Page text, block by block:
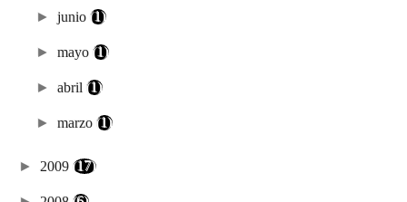
►junio(1)
►mayo(1)
►abril(1)
►marzo(1)
► 2009 (17)